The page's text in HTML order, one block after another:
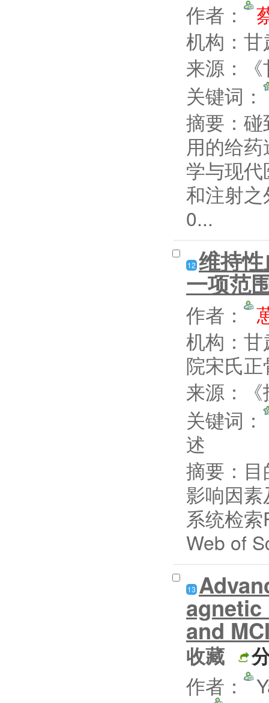
作者：
机构：
来源：
关键词：
摘要： 碰
用的给
学与现
和注射
0...
12 维持
一项范
作者：
机构：
院宋氏正
来源：
关键词：
述
摘要：
影响因
系统检
Web of
13
and
收藏
作者：